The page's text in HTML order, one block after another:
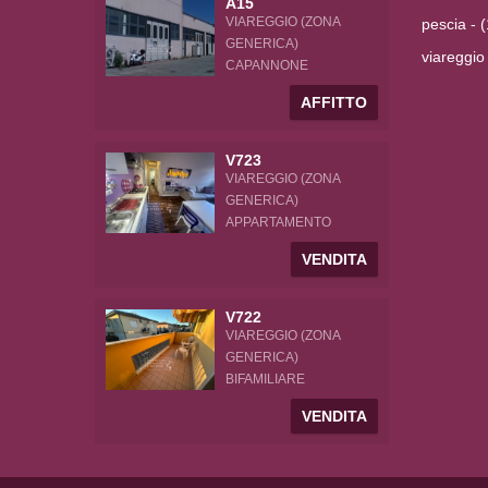
VIAREGGIO (ZONA
GENERICA)
CAPANNONE
AFFITTO
V723
VIAREGGIO (ZONA
GENERICA)
APPARTAMENTO
VENDITA
V722
VIAREGGIO (ZONA
GENERICA)
BIFAMILIARE
VENDITA
pescia -